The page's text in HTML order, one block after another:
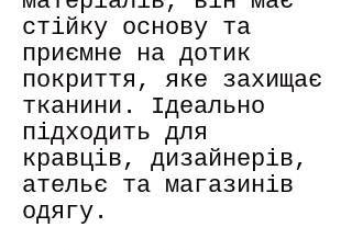
стійку основу та
приємне на дотик
покриття, яке захищає
тканини. Ідеально
підходить для
кравців, дизайнерів,
ательє та магазинів
одягу.